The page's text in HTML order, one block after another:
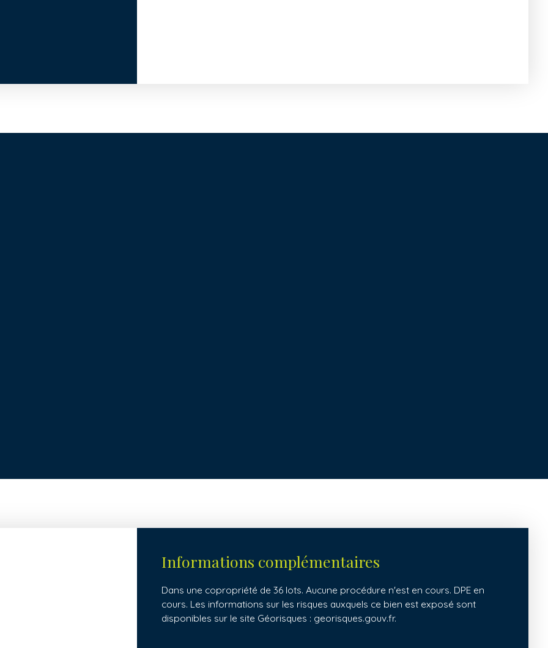
Informations complémentaires
Dans une copropriété de 36 lots. Aucune procédure n'est en cours. DPE en
cours. Les informations sur les risques auxquels ce bien est exposé sont
disponibles sur le site Géorisques : georisques.gouv.fr.